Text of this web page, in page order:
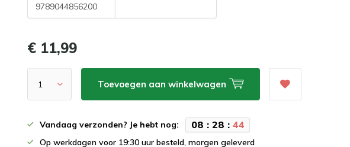
9789044856200
€ 11,99
Toevoegen aan winkelwagen
Vandaag verzonden? Je hebt nog: 08 :28 :43
Op werkdagen voor 19:30 uur besteld, morgen geleverd